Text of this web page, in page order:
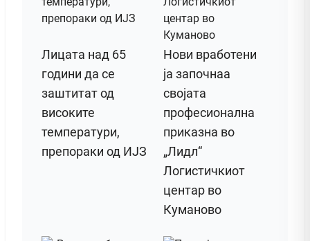
Лицата над 65
години да се
заштитат од
високите
температури,
препораки од ИЈЗ
Нови вработени
ја започнаа
својата
професионална
приказна во
„Лидл“
Логистичкиот
центар во
Куманово